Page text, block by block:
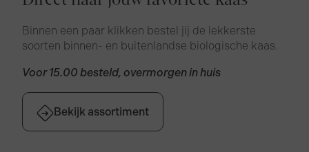
Binnen een paar klikken bestel jij de lekkerste
soorten binnen- en buitenlandse biologische kaas.
Voor 15.00 besteld, overmorgen in huis
Bekijk assortiment